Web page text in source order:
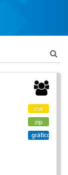
csv
zip
gráfico